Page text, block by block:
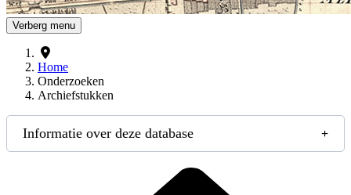
Verberg menu
Home
Onderzoeken
Archiefstukken
Informatie over deze database